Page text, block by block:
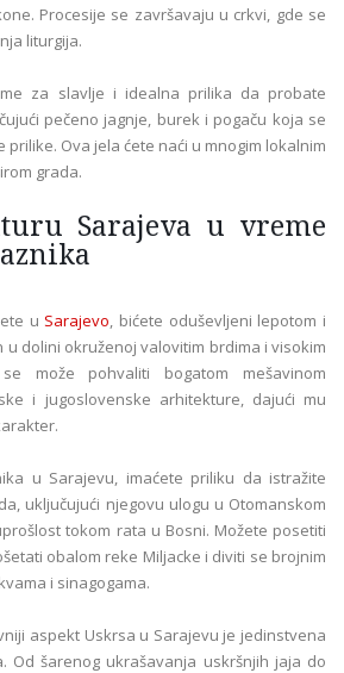
Procesije se završavaju u crkvi, gde se
liturgija.
za slavlje i idealna prilika da probate
pečeno jagnje, burek i pogaču koja se
Ova jela ćete naći u mnogim lokalnim
grada.
Sarajeva u vreme
u Sarajevo , bićete oduševljeni lepotom i
u dolini okruženoj valovitim brdima i visokim
može pohvaliti bogatom mešavinom
i jugoslovenske arhitekture, dajući mu
u Sarajevu, imaćete priliku da istražite
uključujući njegovu ulogu u Otomanskom
tokom rata u Bosni. Možete posetiti
obalom reke Miljacke i diviti se brojnim
i sinagogama.
aspekt Uskrsa u Sarajevu je jedinstvena
Od šarenog ukrašavanja uskršnjih jaja do